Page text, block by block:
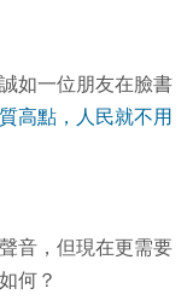
如一位朋友在臉書
高點，人民就不用
音，但現在更需要
何？